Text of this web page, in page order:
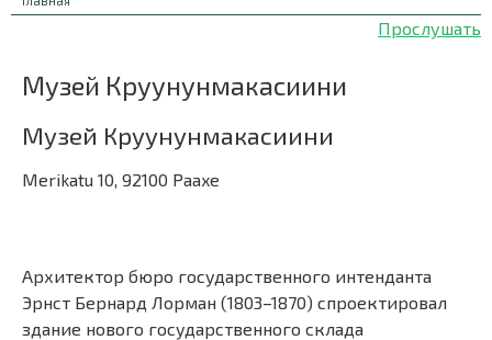
Прослушать
Музей Круунунмакасиини
Музей Круунунмакасиини
Merikatu 10, 92100 Paaxe
Архитектор бюро государственного интенданта
Эрнст Бернард Лорман (1803–1870) спроектировал
здание нового государственного склада